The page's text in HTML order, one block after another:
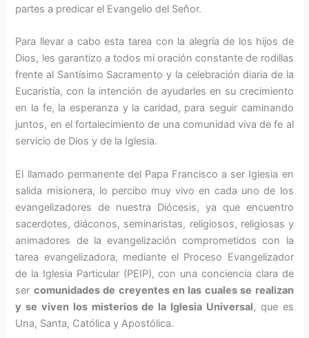
partes a predicar el Evangelio del Señor.
Para llevar a cabo esta tarea con la alegría de los hijos de
Dios, les garantizo a todos mi oración cons­tante de rodillas
frente al Santísimo Sacramento y la celebración diaria de la
Eucaristía, con la intención de ayudarles en su crecimiento
en la fe, la esperanza y la caridad, para seguir caminando
juntos, en el fortalecimiento de una comunidad viva de fe al
servicio de Dios y de la Iglesia.
El llamado permanente del Papa Francisco a ser Iglesia en
salida misionera, lo percibo muy vivo en cada uno de los
evangelizadores de nuestra Diócesis, ya que encuentro
sacerdotes, diáconos, seminaristas, religiosos, religiosas y
animadores de la evangelización comprome­tidos con la
tarea evangelizadora, mediante el Proceso Evangelizador
de la Iglesia Particular (PEIP), con una conciencia clara de
ser comu­nidades de creyentes en las cuales se realizan
y se viven los miste­rios de la Iglesia Universal, que es
Una, Santa, Católica y Apostólica.